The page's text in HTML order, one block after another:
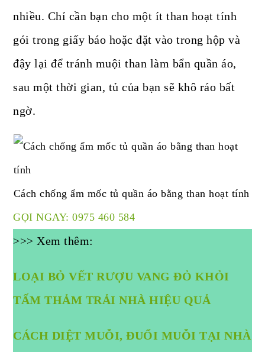
nhiều. Chỉ cần bạn cho một ít than hoạt tính
gói trong giấy báo hoặc đặt vào trong hộp và
đậy lại để tránh muội than làm bẩn quần áo,
sau một thời gian, tủ của bạn sẽ khô ráo bất
ngờ.
Cách chống ẩm mốc tủ quần áo bằng than hoạt tính
GỌI NGAY: 0975 460 584
>>> Xem thêm:
LOẠI BỎ VẾT RƯỢU VANG ĐỎ KHỎI
TẤM THẢM TRẢI NHÀ HIỆU QUẢ
CÁCH DIỆT MUỖI, ĐUỔI MUỖI TẠI NHÀ